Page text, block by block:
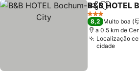
Partilhar
B&B HOTEL
3 Estrelas
8,2 Muito boa
a 0.5 km de
Localização
cidade